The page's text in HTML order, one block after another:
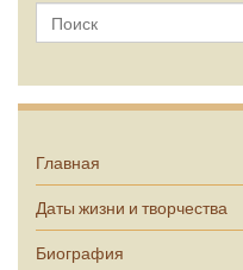
Главная
Даты жизни и творчества
Биография